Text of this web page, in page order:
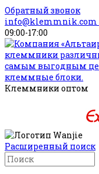
Обратный звонок
info@klemmnik.com
09:00-17:00
Клеммники оптом
Расширенный поиск